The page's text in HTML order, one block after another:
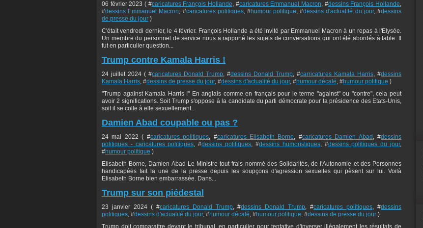
06 février 2023 ( #caricatures François Hollande, #caricatures Emmanuel Macron, #dessins François Hollande,
#dessins Emmanuel Macron, #caricatures politiques, #humour politique, #dessins d'actualité du jour, #dessins
de presse du jour )
C'était vendredi dernier, le 4 février. François Hollande a été invité par Emmanuel Macron à un repas à l'Elysée.
Un membre du personnel de service nous a rapporté les sujets de conversations qui ont été abordés à table. Il
fut en particulier question...
Trump contre Kamala Harris !
24 juillet 2024 ( #caricatures Donald Trump, #dessins Donald Trump, #carricatures Kamala Harris, #dessins
Kamala Harris, #dessins de presse du jour, #dessins d'actualité du jour, #humour décalé, #humour politique )
"Trump against Kamala Harris !" En anglais comme en français pour le terme "against" ou "contre", cela peut
avoir 2 significations. Soit Trump s'oppose à la candidate du parti démocrate pour la présidence des Etats-Unis,
soit il se colle à elle sexuellement...
Damien Abad coupable ou pas ?
24 mai 2022 ( #caricatures politiques, #caricatures Elisabeth Borne, #caricatures Damien Abad , #dessins
politiques - caricatures politiques, #dessins politiques, #dessins humoristiques, #dessins politiques du jour,
#humour politique )
Elisabeth Borne, Damien Abad Le Ministre tout frais nommé des Solidarités, de l'Autonomie et des Personnes
handicapées fait la une de la presse depuis les soupçons d'agression sexuelles qui pèsent sur lui. Voilà
Elisabeth Borne bien embarrassée. Dans...
Trump sur son piédestal
23 janvier 2024 ( #caricatures Donald Trump, #dessins Donald Trump, #caricatures politiques, #dessins
politiques, #dessins d'actualité du jour, #humour décalé, #humour politique, #dessins de presse du jour )
Trump doit comparaitre devant le tribunal, en particulier pour tentative d'inverser illégalement les résultats de